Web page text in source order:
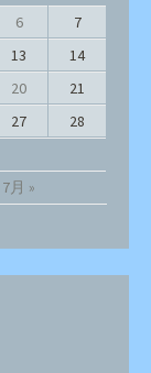
7月 »
6
7
13
14
20
21
27
28